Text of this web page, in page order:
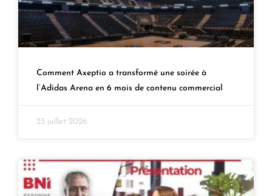
Comment Axeptio a transformé une soirée à
l’Adidas Arena en 6 mois de contenu commercial
23 juillet 2026